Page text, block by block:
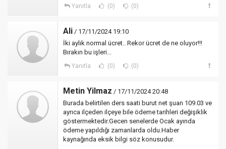
Yanıtla (0) (0)
Ali / 17/11/2024 19:10
İki aylık normal ücret.. Rekor ücret de ne oluyor!!!
Bırakın bu işleri...
Yanıtla (0) (0)
Metin Yilmaz / 17/11/2024 20:48
Burada belirtilen ders saati burut net şuan 109.03 ve
ayrıca ilçeden ilçeye bile ödeme tarihleri değişiklik
göstermektedir.Gecen senelerde Ocak ayında
ödeme yapıldığı zamanlarda oldu.Haber
kaynağında eksik bilgi söz konusudur.